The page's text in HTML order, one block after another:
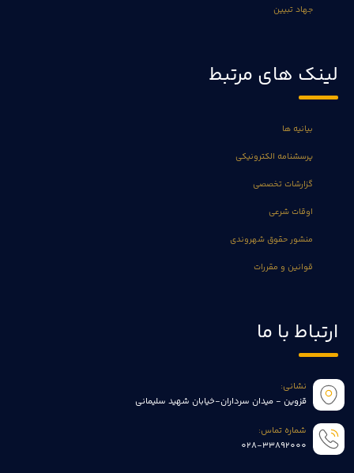
جهاد تبیین
لینک های مرتبط
بیانیه ها
پرسشنامه الکترونیکی
گزارشات تخصصی
اوقات شرعی
منشور حقوق شهروندی
قوانین و مقررات
ارتباط با ما
نشانی:
قزوین - میدان سرداران-خیابان شهید سلیمانی
شماره تماس:
028-33892000